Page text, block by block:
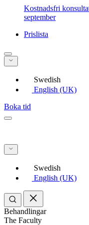
Kostnadsfri
september
Prislista
Swedish
English (UK)
Boka tid
Swedish
English (UK)
Behandlingar
The Faculty